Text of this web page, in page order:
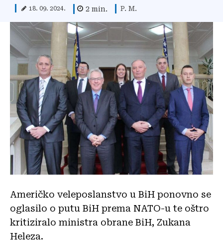
18. 09. 2024. 2 min. P. M.
Američko veleposlanstvo u BiH ponovno se
oglasilo o putu BiH prema NATO-u te oštro
kritiziralo ministra obrane BiH, Zukana
Heleza.